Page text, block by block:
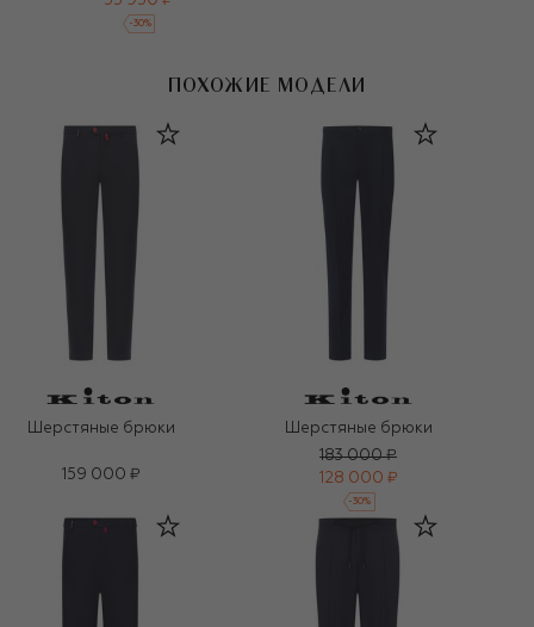
-30%
ПОХОЖИЕ МОДЕЛИ
Шерстяные брюки
159 000 ₽
Шерстяные брюки
183 000 ₽
128 000 ₽
-30%